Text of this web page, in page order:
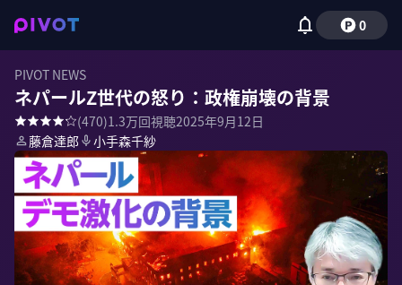
0
PIVOT NEWS
ネパールZ世代の怒り：政権崩壊の背景
(470)1.3万回視聴2025年9月12日
藤倉達郎
小手森千紗